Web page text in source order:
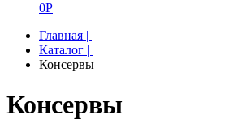
0Р
Главная |
Каталог |
Консервы
Консервы